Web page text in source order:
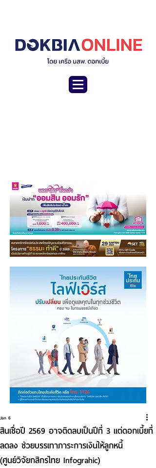
สินเชื่อปี 2569 อาจติดลบเป็นปีที่ 3 แต่ดอกเบี้ยที่
ลดลง ช่วยบรรเทาภาระการเงินให้ลูกหนี้
(ศูนย์วิจัยกสิกรไทย Infograhic)
Jan 6